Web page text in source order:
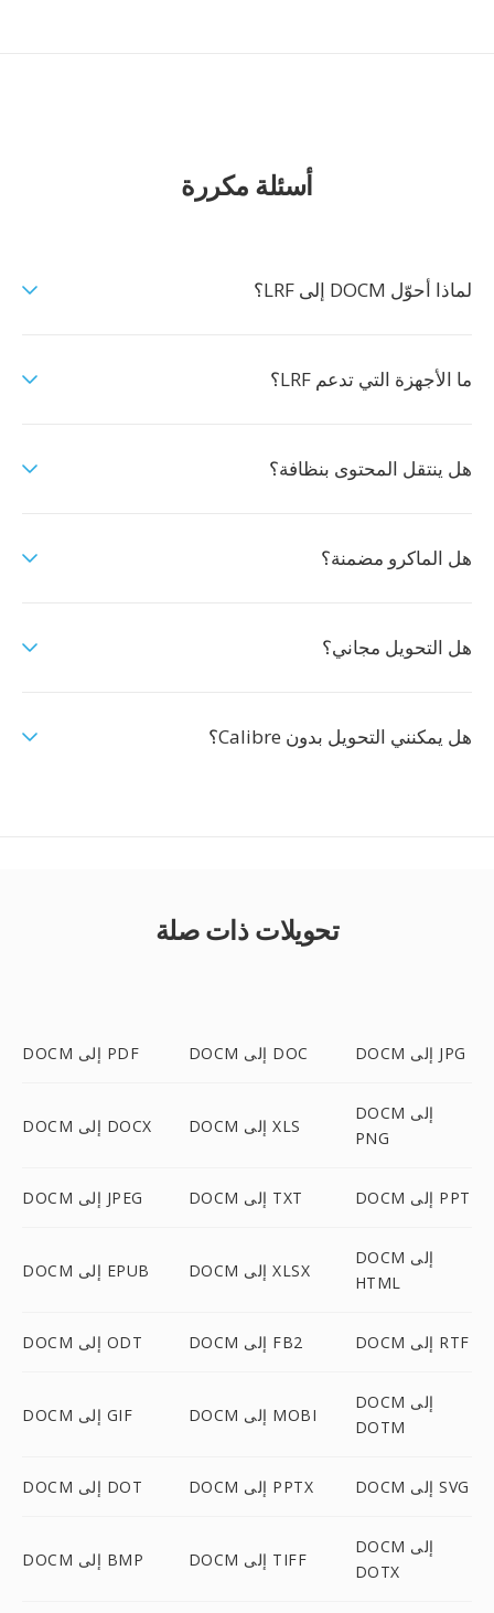
أسئلة مكررة
لماذا أحوّل DOCM إلى LRF؟
ما الأجهزة التي تدعم LRF؟
هل ينتقل المحتوى بنظافة؟
هل الماكرو مضمنة؟
هل التحويل مجاني؟
هل يمكنني التحويل بدون Calibre؟
تحويلات ذات صلة
DOCM إلى PDF DOCM إلى DOC DOCM إلى JPG
DOCM إلى DOCX DOCM إلى XLS
DOCM إلى
PNG
DOCM إلى JPEG DOCM إلى TXT DOCM إلى PPT
DOCM إلى EPUB DOCM إلى XLSX
DOCM إلى
HTML
DOCM إلى ODT DOCM إلى FB2 DOCM إلى RTF
DOCM إلى GIF DOCM إلى MOBI
DOCM إلى
DOTM
DOCM إلى DOT DOCM إلى PPTX DOCM إلى SVG
DOCM إلى BMP DOCM إلى TIFF
DOCM إلى
DOTX